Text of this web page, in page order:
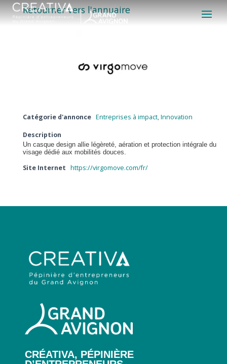
Retourner vers l'annuaire
Catégorie d'annonce Entreprises à impact,Innovation
Description
Un casque design allie légèreté, aération et protection intégrale du
visage dédié aux mobilités douces.
Site Internet https://virgomove.com/fr/
CRÉATIVA, PÉPINIÈRE